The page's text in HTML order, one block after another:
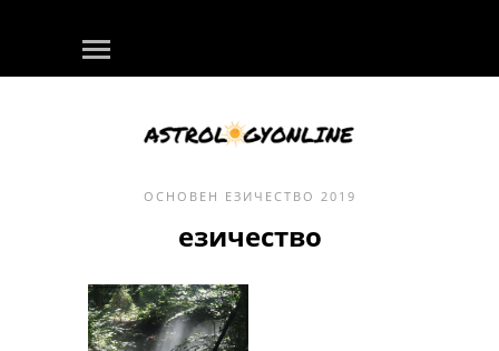
ОСНОВЕН ЕЗИЧЕСТВО 2019
езичество